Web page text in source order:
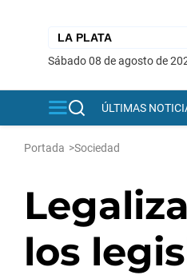
sábado 08 de agosto de
ÚLTIMAS
Portada >Sociedad
los